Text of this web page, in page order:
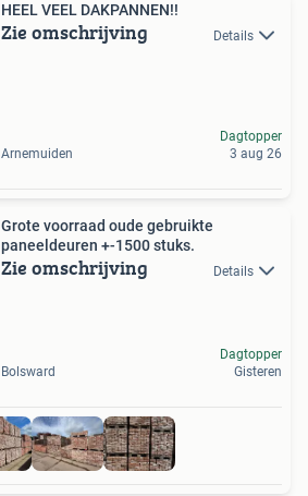
HEEL VEEL DAKPANNEN!!
Zie omschrijving Details
Arnemuiden
Dagtopper
3 aug 26
Grote voorraad oude gebruikte
paneeldeuren +-1500 stuks.
Zie omschrijving Details
Bolsward
Dagtopper
Gisteren